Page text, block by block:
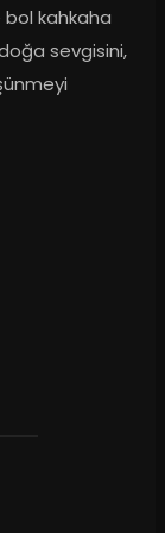
bol kahkaha
sevgisini,